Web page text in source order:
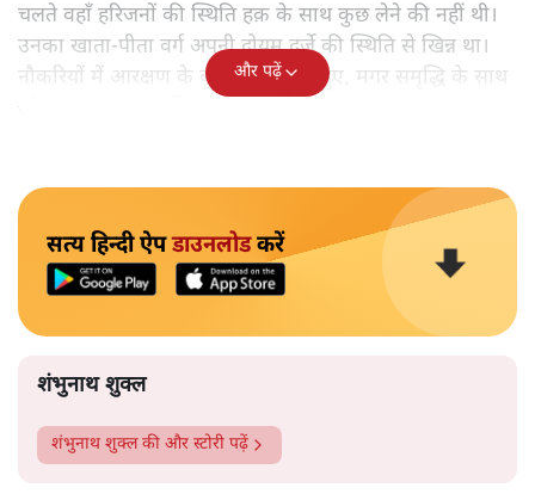
चलते वहाँ हरिजनों की स्थिति हक़ के साथ कुछ लेने की नहीं थी।
उनका खाता-पीता वर्ग अपनी दोयम दर्जे की स्थिति से खिन्न था।
नौकरियों में आरक्षण के बूते वे समृद्ध तो हुए, मगर समृद्धि के साथ
जो आत्म-सम्मान चाहिए था, वह नहीं मिल रहा था।
और पढ़ें
सत्य हिन्दी ऐपडाउनलोडकरें
शंभुनाथ शुक्ल
शंभुनाथ शुक्लकी और स्टोरी पढ़ें